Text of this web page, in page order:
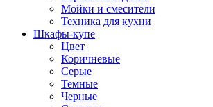
Мойки и смесители
Техника для кухни
Шкафы-купе
Цвет
Коричневые
Серые
Темные
Черные